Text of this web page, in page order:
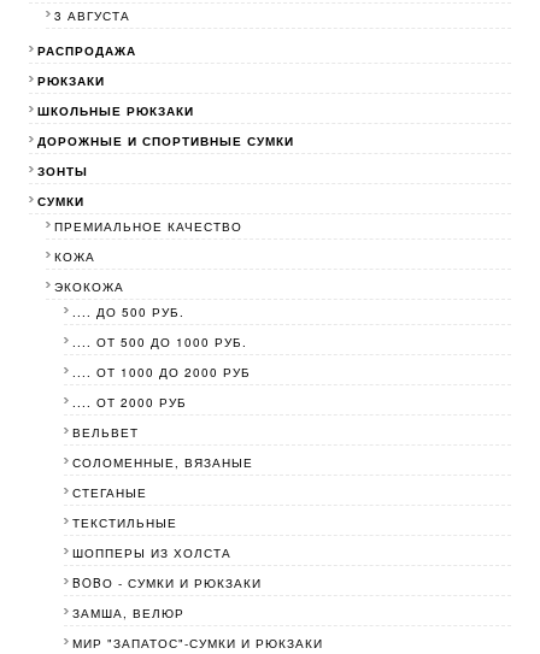
3 АВГУСТА
РАСПРОДАЖА
РЮКЗАКИ
ШКОЛЬНЫЕ РЮКЗАКИ
ДОРОЖНЫЕ И СПОРТИВНЫЕ СУМКИ
ЗОНТЫ
СУМКИ
ПРЕМИАЛЬНОЕ КАЧЕСТВО
КОЖА
ЭКОКОЖА
.... ДО 500 РУБ.
.... ОТ 500 ДО 1000 РУБ.
.... ОТ 1000 ДО 2000 РУБ
.... ОТ 2000 РУБ
ВЕЛЬВЕТ
СОЛОМЕННЫЕ, ВЯЗАНЫЕ
СТЕГАНЫЕ
ТЕКСТИЛЬНЫЕ
ШОППЕРЫ ИЗ ХОЛСТА
BOBО - СУМКИ И РЮКЗАКИ
ЗАМША, ВЕЛЮР
МИР "ЗАПАТОС"-СУМКИ И РЮКЗАКИ